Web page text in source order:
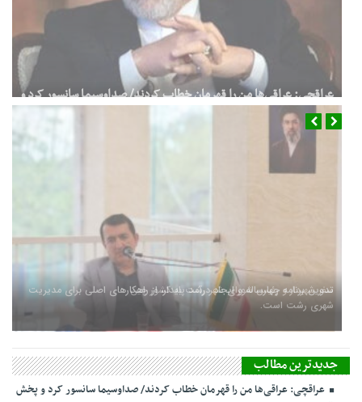
فوری/ اکبر عبدی درگذشت
سفر شهردار و رئیس شورای شهر رشت به کشور چین
جدیدترین مطالب
عراقچی: عراقی‌ها من را قهرمان خطاب کردند/ صداوسیما سانسور کرد و پخش